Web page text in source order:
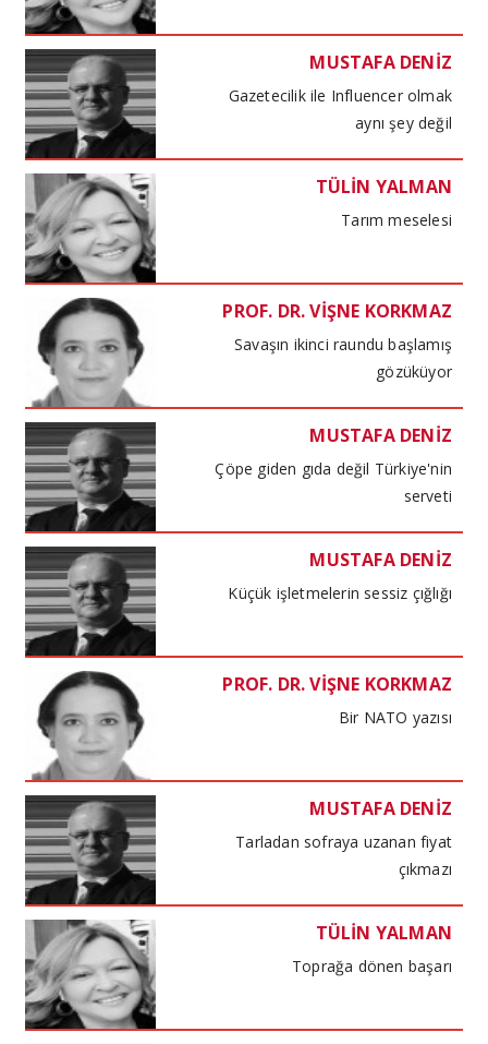
MUSTAFA DENİZ
Gazetecilik ile Influencer olmak
aynı şey değil
TÜLİN YALMAN
Tarım meselesi
PROF. DR. VİŞNE KORKMAZ
Savaşın ikinci raundu başlamış
gözüküyor
MUSTAFA DENİZ
Çöpe giden gıda değil Türkiye'nin
serveti
MUSTAFA DENİZ
Küçük işletmelerin sessiz çığlığı
PROF. DR. VİŞNE KORKMAZ
Bir NATO yazısı
MUSTAFA DENİZ
Tarladan sofraya uzanan fiyat
çıkmazı
TÜLİN YALMAN
Toprağa dönen başarı